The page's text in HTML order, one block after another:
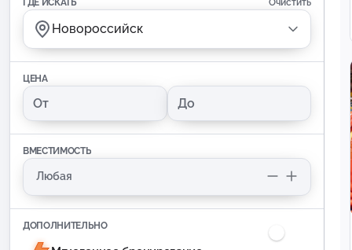
ГДЕ ИСКАТЬ Очистить
Новороссийск
ЦЕНА
ВМЕСТИМОСТЬ
ДОПОЛНИТЕЛЬНО